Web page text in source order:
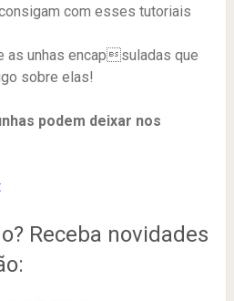
com esses tutoriais
as unhas encapsuladas que
sobre elas!
podem deixar nos
Receba novidades